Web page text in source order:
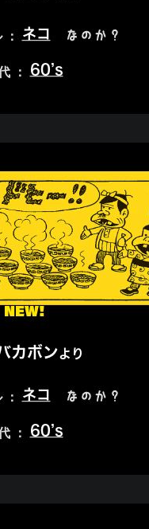
ネコ なのか？
： 60’s
NEW!
カボンより
ネコ なのか？
： 60’s